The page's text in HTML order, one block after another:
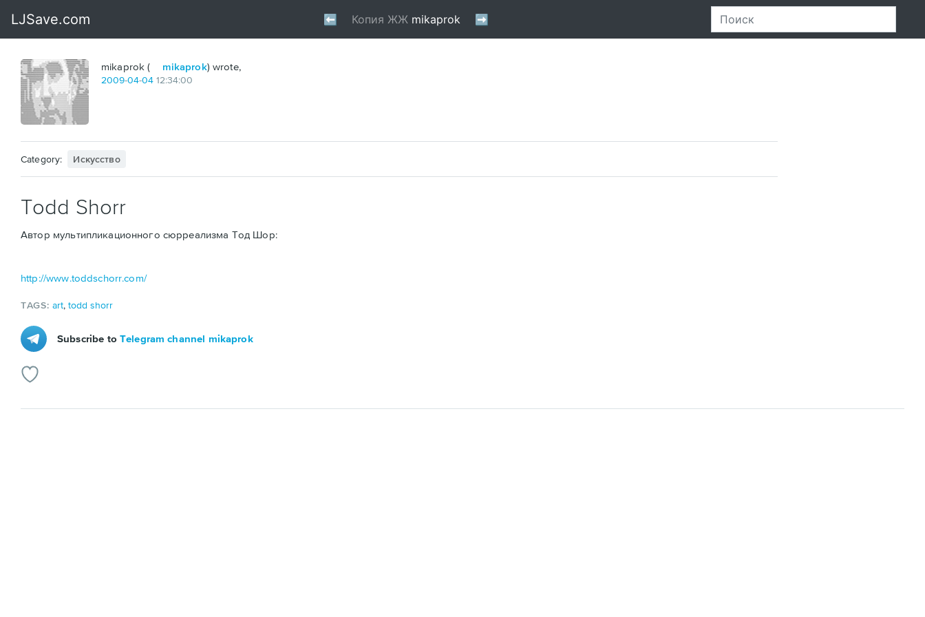
mikaprok ( mikaprok) wrote,
2009-04-04 12:34:00
Category: Искусство
Todd Shorr
Автор мультипликационного сюрреализма Тод Шор:
http://www.toddschorr.com/
TAGS:art,todd shorr
Subscribe to Telegram channel mikaprok